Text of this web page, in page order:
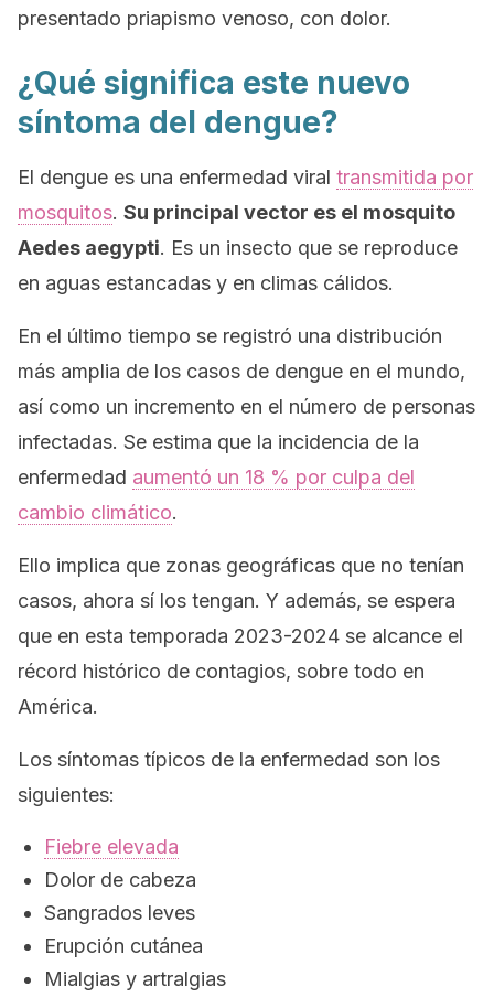
presentado priapismo venoso, con dolor.
¿Qué significa este nuevo
síntoma del dengue?
El dengue es una enfermedad viral transmitida por
mosquitos. Su principal vector es el mosquito
Aedes aegypti. Es un insecto que se reproduce
en aguas estancadas y en climas cálidos.
En el último tiempo se registró una distribución
más amplia de los casos de dengue en el mundo,
así como un incremento en el número de personas
infectadas. Se estima que la incidencia de la
enfermedad aumentó un 18 % por culpa del
cambio climático.
Ello implica que zonas geográficas que no tenían
casos, ahora sí los tengan. Y además, se espera
que en esta temporada 2023-2024 se alcance el
récord histórico de contagios, sobre todo en
América.
Los síntomas típicos de la enfermedad son los
siguientes:
Fiebre elevada
Dolor de cabeza
Sangrados leves
Erupción cutánea
Mialgias y artralgias